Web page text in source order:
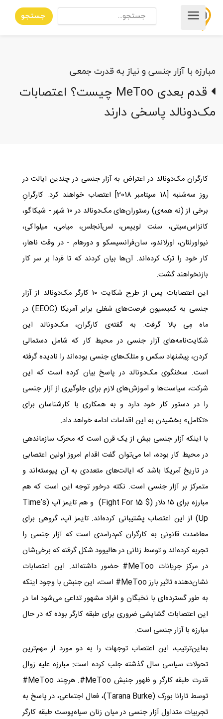
جستجو
مبارزه با آزار جنسی و نیاز به قدرت جمعی
قدم بعدی MeToo چیست؟ اعتصابات
مک‌دونالد پاسخی دارند
کارگران مک‌دونالد در اعتراض به آزار جنسی در چندین ایالت در
روز سه‌شنبه ]18 سپتامبر 2018 [ اعتصاب خواهند کرد. کارگرانِ
برخی از (نه همه‌ی) رستوران‌های مک‌دونالد در ۱۰ شهر​ - شیکاگو،
کانزاس‌سیتی، سنت لوییس، لس‌آنجلس، میامی، میلواکی،
نیواورلئان، اورلاندو، سان‌فرانسیسکو و دورهام - در وقت ناهار،
کار خود را ترک کرده‌اند. آن‌ها بیان کردند که تا فردا بر سر کار
بازنخواهند گشت.​​​​​​​
این اعتصابات پس از طرح شکایت ۱۰ کارگر مک‌دونالد از آزار
جنسی به کمیسیون فرصت‌های شغلی برابر آمریکا (EEOC) در
ماه مِی بالا گرفت. به گفته‌ی کارگران، مک‌دونالد این
شکایت‌نامه‌های آزار جنسی در محیط کار که شامل دستمالی
کردن، پیشنهاد سکس و متلک‌های جنسی بوده‌اند را نادیده گرفته
است. سخنگوی مک‌دونالد در پاسخ بیان کرده است که این
شرکت، سیاست‌ها و آموزش‌های لازم برای جلوگیری از آزار جنسی
را در دستور کار خود دارد و به همکاری با کارشناسان برای
«تکامل» بخشیدن به این اقدامات ادامه خواهد داد. ​
با اینکه آزار جنسی بیش از یک قرن است که محرک سازماندهی
در محیط کار بوده، اما می‌توان گفت اقدام امروز اولین اعتصابی
در تاریخ آمریکا باشد که ایالت‌های متعددی به آن پیوسته‌اند و
متمرکز بر آزار جنسی است. نکته درخور توجه این است که هم
مبارزه برای ۱۵ دلار (
Fight For 15 $
) و هم تایمز آپ (‏Time's
Up) ‏از این اعتصاب پشتیبانی کرده‌اند. تایمز آپ، گروهی برای
معاضدت قانونی به کارگران کم‌درآمدی است که آزار جنسی را
تجربه کرده‌اند و توسط زنانی در هالیوود شکل گرفته که برخی‌شان
در مرکز جریانات #MeToo حضور داشته‌اند. این اعتصابات
نشان‌دهنده تاثیر بارز#MeToo است، این جنبش با وجود اینکه
به طور گسترده‌ای با نخبگان و افراد مشهور تداعی می‌شود اما در
این اعتصابات گشایشی ضروری برای طبقه کارگر بوده که در حال
مبارزه با آزار جنسی است. ​
به‌این‌ترتیب، این اعتصاب توجهات را به دو مورد از مهم‌ترین
تحولات سیاسی سال گذشته جلب کرده ‌است: مبارزه علیه زوال
قدرت طبقه کارگر و ظهور جنبش #MeToo. هرچند #MeToo
توسط تارانا بورک (Tarana Burke)، فعال اجتماعی، در پاسخ به
تجربیات متداول آزار جنسی در میان زنان سیاه‌پوست طبقه کارگر